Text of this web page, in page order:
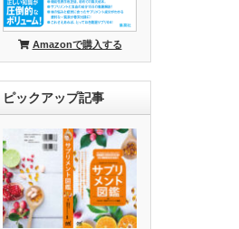
Amazonで購入する
ピックアップ記事